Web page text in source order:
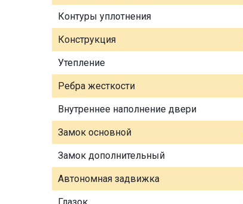
Контуры уплотнения
Конструкция
Утепление
Ребра жесткости
Внутреннее наполнение двери
Замок основной
Замок дополнительный
Автономная задвижка